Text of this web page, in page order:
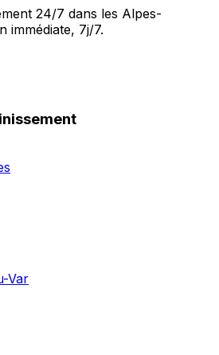
24/7 dans les Alpes-
immédiate, 7j/7.
Var